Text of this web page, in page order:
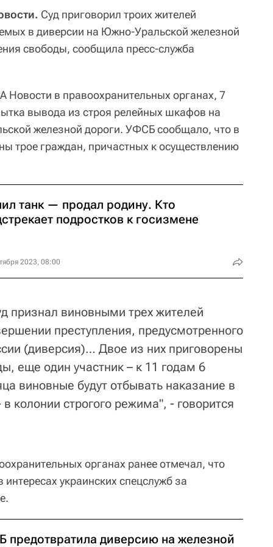
Суд приговорил троих жителей
в диверсии на Южно-Уральской железной
свободы, сообщила пресс-служба
Новости в правоохранительных органах, 7
вывода из строя релейных шкафов на
железной дороги. УФСБ сообщало, что в
трое граждан, причастных к осуществлению
танк — продал родину. Кто
подростков к госизмене
2023, 08:00
признал виновными трех жителей
преступления, предусмотренного
(диверсия)… Двое из них приговорены
еще один участник – к 11 годам 6
виновные будут отбывать наказание в
колонии строгого режима", - говорится
органах ранее отмечал, что
украинских спецслужб за
предотвратила диверсию на железной